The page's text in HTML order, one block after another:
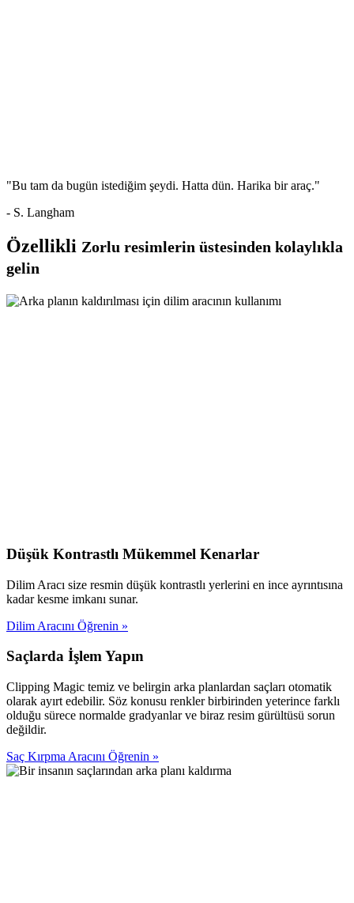
"Bu tam da bugün istediğim şeydi. Hatta dün. Harika bir araç."
- S. Langham
Özellikli Zorlu resimlerin üstesinden kolaylıkla
gelin
Düşük Kontrastlı Mükemmel Kenarlar
Dilim Aracı size resmin düşük kontrastlı yerlerini en ince ayrıntısına
kadar kesme imkanı sunar.
Dilim Aracını Öğrenin »
Saçlarda İşlem Yapın
Clipping Magic temiz ve belirgin arka planlardan saçları otomatik
olarak ayırt edebilir. Söz konusu renkler birbirinden yeterince farklı
olduğu sürece normalde gradyanlar ve biraz resim gürültüsü sorun
değildir.
Saç Kırpma Aracını Öğrenin »